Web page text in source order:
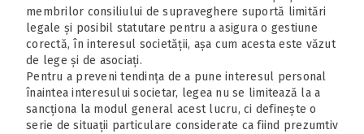
membrilor consiliului de supraveghere suportă limitări
legale și posibil statutare pentru a asigura o gestiune
corectă, în interesul societății, așa cum acesta este văzut
de lege și de asociați.
Pentru a preveni tendința de a pune interesul personal
înaintea interesului societar, legea nu se limitează la a
sancționa la modul general acest lucru, ci definește o
serie de situații particulare considerate ca fiind prezumtiv